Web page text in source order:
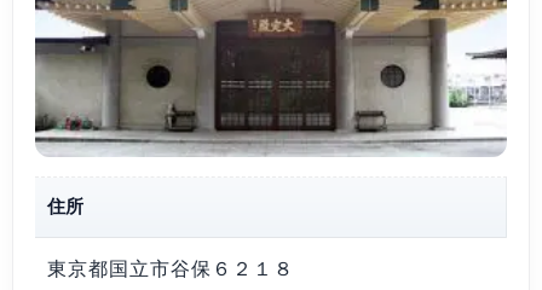
住所
東京都国立市谷保６２１８